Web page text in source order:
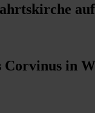
Corvinus in